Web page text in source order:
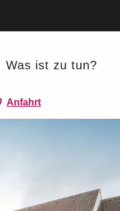
Was ist zu tun?
Rouvignies
Anfahrt